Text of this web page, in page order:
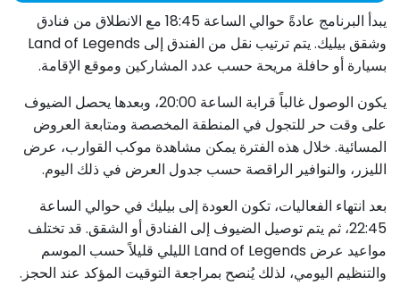
يبدأ البرنامج عادةً حوالي الساعة 18:45 مع الانطلاق من فنادق
وشقق بيليك. يتم ترتيب نقل من الفندق إلى Land of Legends
بسيارة أو حافلة مريحة حسب عدد المشاركين وموقع الإقامة.
يكون الوصول غالباً قرابة الساعة 20:00، وبعدها يحصل الضيوف
على وقت حر للتجول في المنطقة المخصصة ومتابعة العروض
المسائية. خلال هذه الفترة يمكن مشاهدة موكب القوارب، عرض
الليزر، والنوافير الراقصة حسب جدول العرض في ذلك اليوم.
بعد انتهاء الفعاليات، تكون العودة إلى بيليك في حوالي الساعة
22:45، ثم يتم توصيل الضيوف إلى الفنادق أو الشقق. قد تختلف
مواعيد عرض Land of Legends الليلي قليلاً حسب الموسم
والتنظيم اليومي، لذلك يُنصح بمراجعة التوقيت المؤكد عند الحجز.